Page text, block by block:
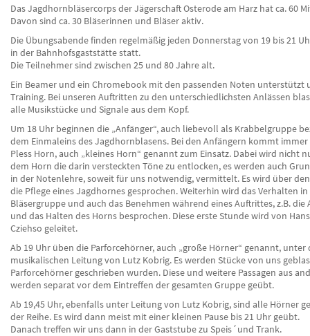
Das Jagdhornbläsercorps der Jägerschaft Osterode am Harz hat ca. 60
Davon sind ca. 30 Bläserinnen und Bläser aktiv.
Die Übungsabende finden regelmäßig jeden Donnerstag von 19 bis 21
in der Bahnhofsgaststätte statt.
Die Teilnehmer sind zwischen 25 und 80 Jahre alt.
Ein Beamer und ein Chromebook mit den passenden Noten unterstützt
Training. Bei unseren Auftritten zu den unterschiedlichsten Anlässen
alle Musikstücke und Signale aus dem Kopf.
Um 18 Uhr beginnen die „Anfänger“, auch liebevoll als Krabbelgruppe
dem Einmaleins des Jagdhornblasens. Bei den Anfängern kommt immer
Pless Horn, auch „kleines Horn“ genannt zum Einsatz. Dabei wird nicht
dem Horn die darin versteckten Töne zu entlocken, es werden auch
in der Notenlehre, soweit für uns notwendig, vermittelt. Es wird über
die Pflege eines Jagdhornes gesprochen. Weiterhin wird das Verhalten
Bläsergruppe und auch das Benehmen während eines Auftrittes, z.B.
und das Halten des Horns besprochen. Diese erste Stunde wird von
Cziehso geleitet.
Ab 19 Uhr üben die Parforcehörner, auch „große Hörner“ genannt, unter
musikalischen Leitung von Lutz Kobrig. Es werden Stücke von uns
Parforcehörner geschrieben wurden. Diese und weitere Passagen aus
werden separat vor dem Eintreffen der gesamten Gruppe geübt.
Ab 19,45 Uhr, ebenfalls unter Leitung von Lutz Kobrig, sind alle Hörner
der Reihe. Es wird dann meist mit einer kleinen Pause bis 21 Uhr geübt.
Danach treffen wir uns dann in der Gaststube zu Speis´und Trank.